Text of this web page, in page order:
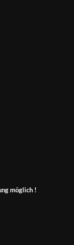
möglich !